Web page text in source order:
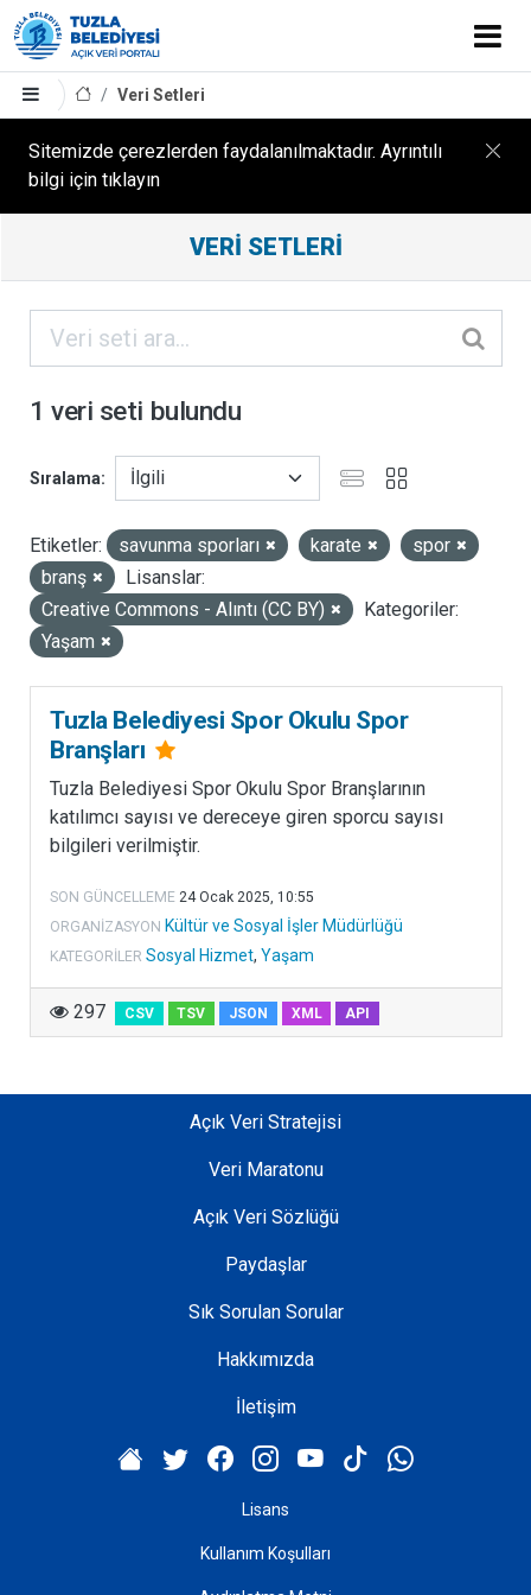
Veri Setleri
Sitemizde çerezlerden faydalanılmaktadır. Ayrıntılı
bilgi için tıklayın
Sonuçları
ORGANIZASYONLAR
KATEGORILER
ETIKETLER
LISANSLAR
VERI SETLERI
1 veri seti bulundu
Sıralama
Etiketler: savunma sporları karate
spor
branş
Lisanslar:
Creative Commons - Alıntı (CC BY)
Kategoriler:
Yaşam
Tuzla Belediyesi Spor Okulu Spor
Branşları
Tuzla Belediyesi Spor Okulu Spor Branşlarının
katılımcı sayısı ve dereceye giren sporcu sayısı
bilgileri verilmiştir.
SON GÜNCELLEME 24 Ocak 2025, 10:55
ORGANIZASYON Kültür ve Sosyal İşler Müdürlüğü
KATEGORILER Sosyal Hizmet, Yaşam
297 CSV TSV JSON XML API
Açık Veri Stratejisi
Veri Maratonu
Açık Veri Sözlüğü
Paydaşlar
Sık Sorulan Sorular
Hakkımızda
İletişim
Lisans
Kullanım Koşulları